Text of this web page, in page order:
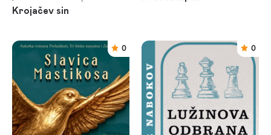
Krojačev sin
0 0